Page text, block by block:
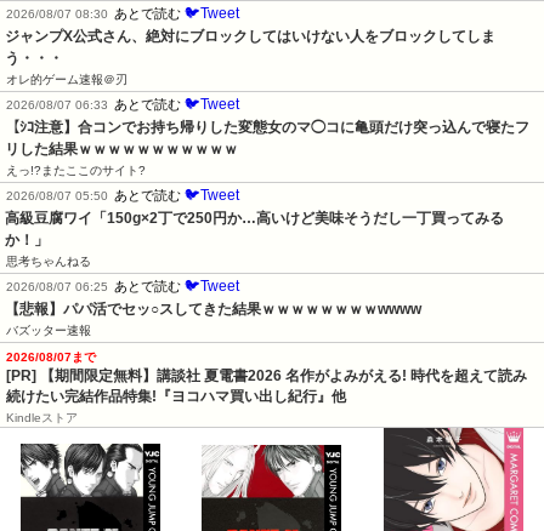
2026/08/07 08:30 あとで読む 🐦Tweet
ジャンプX公式さん、絶対にブロックしてはいけない人をブロックしてしま
う・・・
オレ的ゲーム速報＠刃
2026/08/07 06:33
あとで読む 🐦Tweet
【ｼｺ注意】合コンでお持ち帰りした変態女のマ◯コに亀頭だけ突っ込んで寝たフ
リした結果ｗｗｗｗｗｗｗｗｗｗｗ
えっ!?またここのサイト?
2026/08/07 05:50
あとで読む 🐦Tweet
高級豆腐ワイ「150g×2丁で250円か…高いけど美味そうだし一丁買ってみる
か！」
思考ちゃんねる
2026/08/07 06:25
あとで読む 🐦Tweet
【悲報】パパ活でセッ○スしてきた結果ｗｗｗｗｗｗｗｗwwww
バズッター速報
2026/08/07まで
[PR] 【期間限定無料】講談社 夏電書2026 名作がよみがえる! 時代を超えて読み
続けたい完結作品特集!『ヨコハマ買い出し紀行』他
Kindleストア